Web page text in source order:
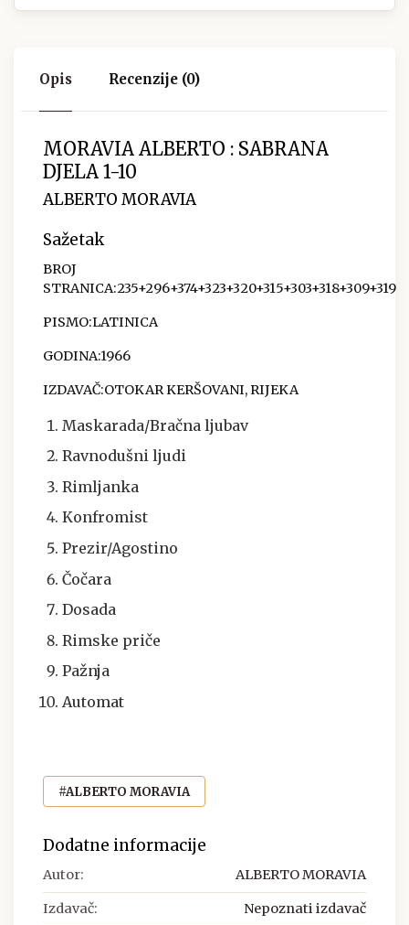
Opis Recenzije (0)
MORAVIA ALBERTO : SABRANA
DJELA 1-10
ALBERTO MORAVIA
Sažetak
BROJ
STRANICA:235+296+374+323+320+315+303+318+309+319
PISMO:LATINICA
GODINA:1966
IZDAVAČ:OTOKAR KERŠOVANI, RIJEKA
Maskarada/Bračna ljubav
Ravnodušni ljudi
Rimljanka
Konfromist
Prezir/Agostino
Čočara
Dosada
Rimske priče
Pažnja
Automat
#ALBERTO MORAVIA
Dodatne informacije
Autor: ALBERTO MORAVIA
Izdavač: Nepoznati izdavač